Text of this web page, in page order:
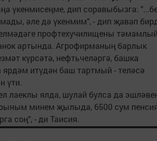
үкенмисеңме, дип соравыбызга:
әле дә үкенмим", - дип җавап
профтехучилищены
артында. Агрофирманың барлык
күрсәтә, нефтьчеләргә, башка
ярдәм итүдән баш тартмый - теләсә
үти.
лаеклы ялда, шулай булса да
минем җылыда, 6500 сум
соң", - ди Таисия.